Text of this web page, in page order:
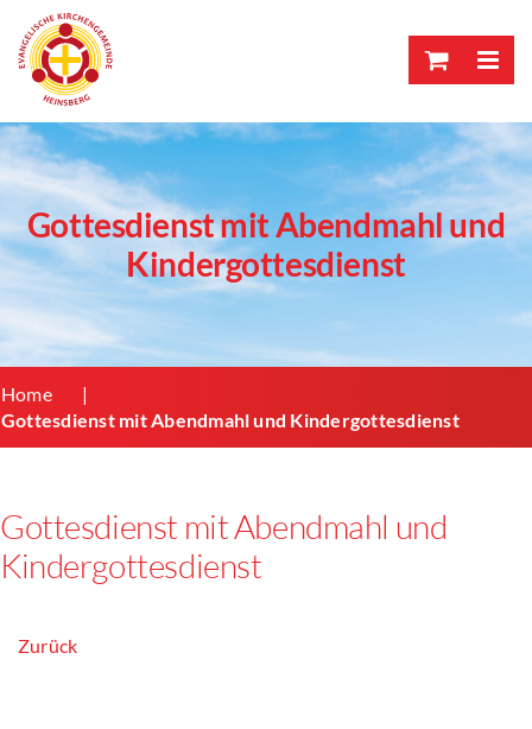
content
Gottesdienst mit Abendmahl und
Kindergottesdienst
Home
Gottesdienst mit Abendmahl und Kindergottesdienst
Gottesdienst mit Abendmahl und
Kindergottesdienst
Zurück